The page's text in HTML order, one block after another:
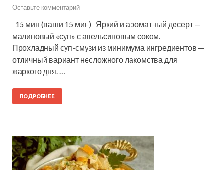
Оставьте комментарий
15 мин (ваши 15 мин) Яркий и ароматный десерт —
малиновый «суп» с апельсиновым соком.
Прохладный суп-смузи из минимума ингредиентов —
отличный вариант несложного лакомства для
жаркого дня. …
ПОДРОБНЕЕ